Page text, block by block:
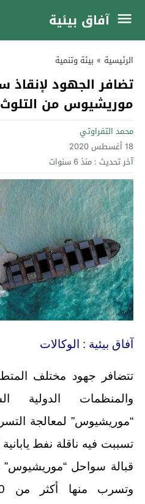
آفاق بيئية
الرئيسية » بيئة وتنمية
تضافر الجهود لإنقاذ
موريشيوس من التلوث
محمد التفراوتي
18 أغسطس 2020
آخر تحديث : منذ 6 سنوات
آفاق بيئية : الوكالات
تتضافر جهود مختلف
والمنظمات
“موريشيوس” لمعالجة
تسببت فيه ناقلة نفط